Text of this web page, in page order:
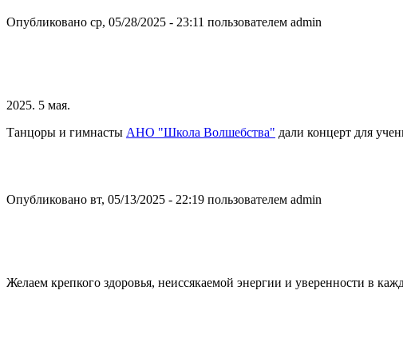
Опубликовано ср, 05/28/2025 - 23:11 пользователем admin
2025. 5 мая.
Танцоры и гимнасты АНО "Школа Волшебства" дали концерт для
Опубликовано вт, 05/13/2025 - 22:19 пользователем admin
Желаем крепкого здоровья, неиссякаемой энергии и уверенности в